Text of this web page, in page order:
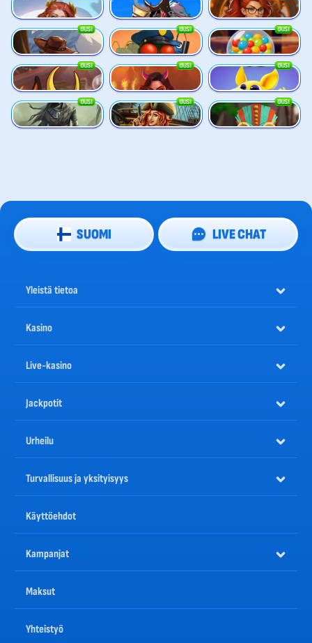
Rise of Fortuna 3 Cursed Chests: Hold & Win Gearlab Genius
UUSI
Great Game Rockies
UUSI
Buzz Patrol
UUSI
Gobstopper Grind
UUSI
Red Rascal
UUSI
Demon Queen
UUSI
Magic Piggy OG
UUSI
Sand and Ashes
UUSI
Bonnie's Buccaneers
UUSI
Tikitopia BoosterBelt
SUOMI LIVE CHAT
Yleistä tietoa
Kasino
Live-kasino
Jackpotit
Urheilu
Turvallisuus ja yksityisyys
Käyttöehdot
Kampanjat
Maksut
Yhteistyö